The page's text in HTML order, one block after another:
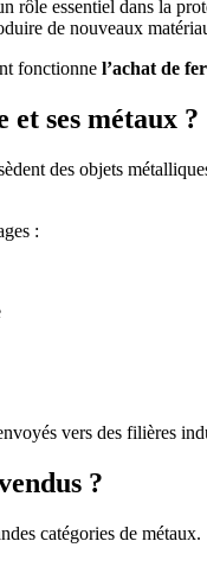
rôle essentiel dans la
de nouveaux
fonctionne l’achat de fer
ses métaux ?
des objets
:
vers des filières
?
catégories de métaux.